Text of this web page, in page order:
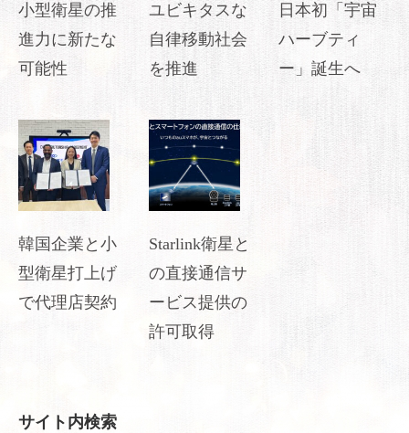
小型衛星の推
進力に新たな
可能性
ユビキタスな
自律移動社会
を推進
日本初「宇宙
ハーブティ
ー」誕生へ
韓国企業と小
型衛星打上げ
で代理店契約
Starlink衛星と
の直接通信サ
ービス提供の
許可取得
サイト内検索